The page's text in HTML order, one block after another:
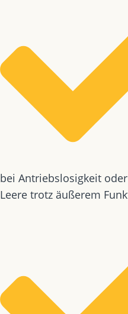
bei Antriebslosigkeit
Leere trotz äußerem